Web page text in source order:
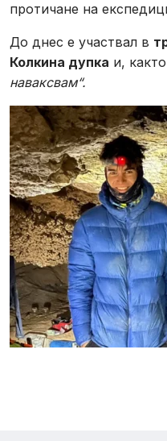
протичане на
До днес е участвал в
Колкина дупка и,
наваксвам“.